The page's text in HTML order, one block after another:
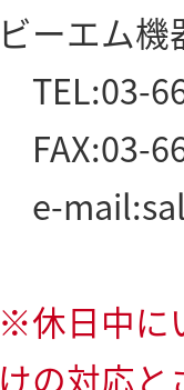
ビーエム
TEL:03-
FAX:03-
e-mail:
※休日中に
けの対応と